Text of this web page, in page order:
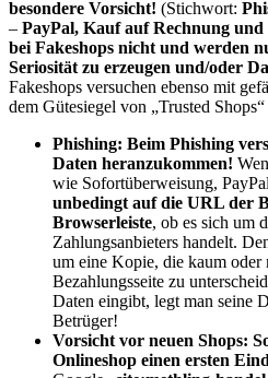
besondere Vorsicht! (Stichwort:
– PayPal, Kauf auf Rechnung
bei Fakeshops nicht und werden
Seriosität zu erzeugen und/oder
Fakeshops versuchen ebenso mit
dem Gütesiegel von „Trusted
Phishing: Beim Phishing
Daten heranzukommen!
wie Sofortüberweisung,
unbedingt auf die URL der
Browserleiste, ob es sich um
Zahlungsanbieters handelt.
um eine Kopie, die kaum
Bezahlungsseite zu
Daten eingibt, legt man seine
Betrüger!
Vorsicht vor neuen Shops:
Onlineshop einen ersten